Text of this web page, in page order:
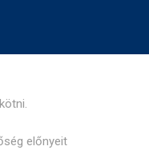
előnyeit